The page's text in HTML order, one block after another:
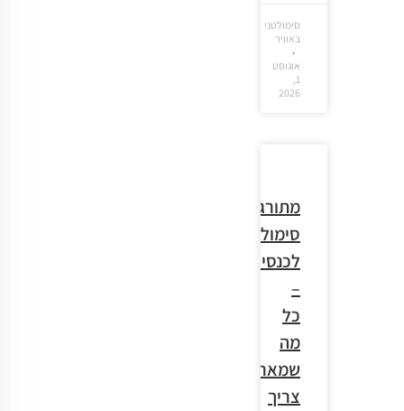
סימולטני
באוויר
אוגוסט
1,
2026
מתורגמן
סימולטני
לכנסים
–
כל
מה
שמארגן
צריך